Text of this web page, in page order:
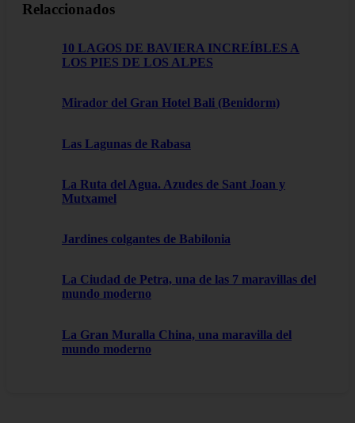
Relaccionados
10 LAGOS DE BAVIERA INCREÍBLES A
LOS PIES DE LOS ALPES
Mirador del Gran Hotel Bali (Benidorm)
Las Lagunas de Rabasa
La Ruta del Agua. Azudes de Sant Joan y
Mutxamel
Jardines colgantes de Babilonia
La Ciudad de Petra, una de las 7 maravillas del
mundo moderno
La Gran Muralla China, una maravilla del
mundo moderno